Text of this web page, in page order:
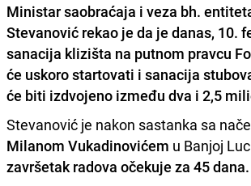
Ministar saobraćaja i veza bh.
Stevanović rekao je da je danas, 10.
sanacija klizišta na putnom pravcu
će uskoro startovati i sanacija
će biti izdvojeno između dva i 2,5
Stevanović je nakon sastanka sa
Milanom Vukadinovićem u Banjoj
završetak radova očekuje za 45 dana.